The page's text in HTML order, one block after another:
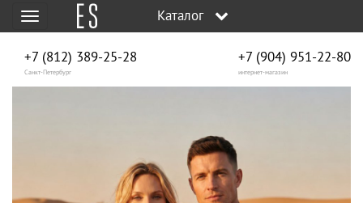
Меню Каталог
+7 (812) 389-25-28
Санкт-Петербург
+7 (904) 951‑22‑80
интернет-магазин